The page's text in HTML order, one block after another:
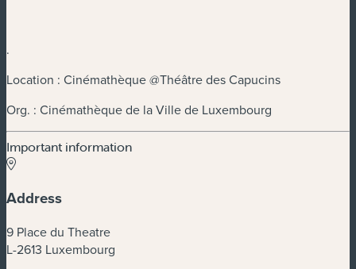
.
Location : Cinémathèque @Théâtre des Capucins
Org. : Cinémathèque de la Ville de Luxembourg
Important information
Address
9 Place du Theatre
L-2613 Luxembourg